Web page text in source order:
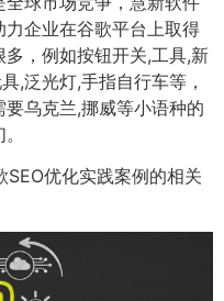
企业在谷歌平台上取得
，例如按钮开关,工具,新
,泛光灯,手指自行车等，
乌克兰,挪威等小语种的
优化实践案例的相关